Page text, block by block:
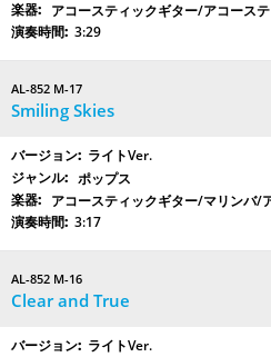
アコースティックギター/アコース
3:29
AL-852 M-17
Smiling Skies
ライトVer.
ポップス
アコースティックギター/マリンバ/
3:17
AL-852 M-16
Clear and True
ライトVer.